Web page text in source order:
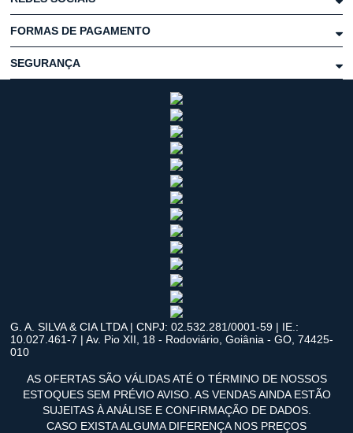
FORMAS DE PAGAMENTO
SEGURANÇA
G. A. SILVA & CIA LTDA | CNPJ: 02.532.281/0001-59 | IE.:
10.027.461-7 | Av. Pio XII, 18 - Rodoviário, Goiânia - GO, 74425-
010
AS OFERTAS SÃO VÁLIDAS ATÉ O TÉRMINO DE NOSSOS
ESTOQUES SEM PRÉVIO AVISO. AS VENDAS AINDA ESTÃO
SUJEITAS À ANÁLISE E CONFIRMAÇÃO DE DADOS.
CASO EXISTA ALGUMA DIFERENÇA NOS PREÇOS